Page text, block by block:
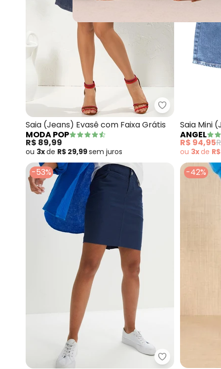
Moda Pop -
Saia (Jeans) Evasê com Faixa Grátis
MODA POP
R$ 89,99
ou 3xde R$ 29,99sem juros
Saia Mini
ANGEL
R$ 94,95
ou 3xde
-53%
bonprix - Saia
-42%